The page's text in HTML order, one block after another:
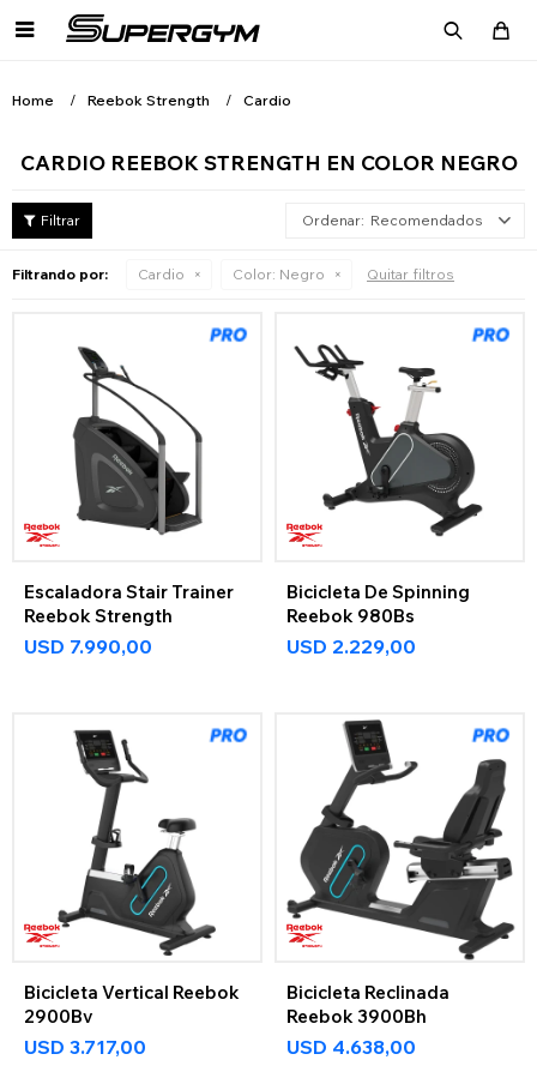

Home Reebok Strength Cardio
CARDIO REEBOK STRENGTH EN COLOR NEGRO
Recomendados
Filtrando por: Cardio Color: Negro Quitar filtros
Escaladora Stair Trainer
Reebok Strength
USD 7.990,00
Bicicleta De Spinning
Reebok 980Bs
USD 2.229,00
Bicicleta Vertical Reebok
2900Bv
USD 3.717,00
Bicicleta Reclinada
Reebok 3900Bh
USD 4.638,00